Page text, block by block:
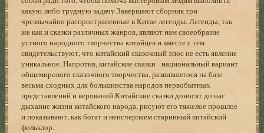
какую-либо трудную задачу.Завершают сборник три
чрезвычайно распространенные в Китае легенды. Легенды, так
же как и сказки различных жанров, являют нам своеобразие
устного народного творчества китайцев и вместе с тем
свидетельствуют, что китайский сказочный эпос не есть явление
уникальное. Напротив, китайские сказки - национальный вариант
общемирового сказочного творчества, развившегося на базе
весьма сходных для большинства народов первобытных
представлений и верований.Китайские сказки доносят до нас
дыхание жизни китайского народа, рисуют его тяжелое прошлое
и показывают, как богат и неисчерпаем старинный китайский
фольклор.